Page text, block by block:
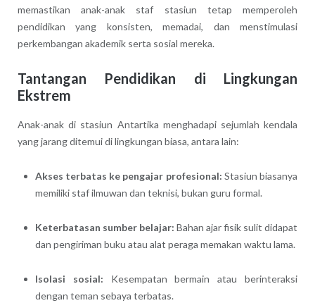
memastikan anak-anak staf stasiun tetap memperoleh
pendidikan yang konsisten, memadai, dan menstimulasi
perkembangan akademik serta sosial mereka.
Tantangan Pendidikan di Lingkungan
Ekstrem
Anak-anak di stasiun Antartika menghadapi sejumlah kendala
yang jarang ditemui di lingkungan biasa, antara lain:
Akses terbatas ke pengajar profesional: Stasiun biasanya
memiliki staf ilmuwan dan teknisi, bukan guru formal.
Keterbatasan sumber belajar: Bahan ajar fisik sulit didapat
dan pengiriman buku atau alat peraga memakan waktu lama.
Isolasi sosial: Kesempatan bermain atau berinteraksi
dengan teman sebaya terbatas.